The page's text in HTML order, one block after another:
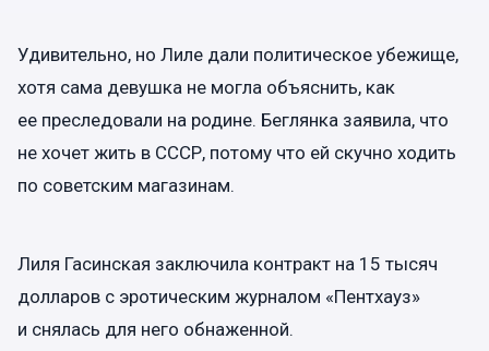
Удивительно, но Лиле дали политическое убежище,
хотя сама девушка не могла объяснить, как
ее преследовали на родине. Беглянка заявила, что
не хочет жить в СССР, потому что ей скучно ходить
по советским магазинам.
Лиля Гасинская заключила контракт на 15 тысяч
долларов с эротическим журналом «Пентхауз»
и снялась для него обнаженной.